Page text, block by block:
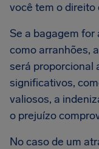
você tem o direito
Se a bagagem
como arranhões,
será proporcional
significativos,
valiosos, a
o prejuízo
No caso de um